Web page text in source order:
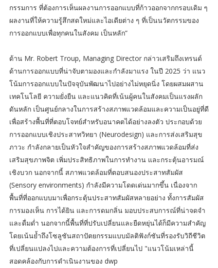
กรรมการ ที่ต้องการเห็นผลงานการออกแบบที่ก้าวออกจากกรอบเดิม ๆ
ผลงานที่ให้ความรู้สึกสดใหม่และไอเดียต่าง ๆ ที่เป็นนวัตกรรมของ
การออกแบบเพื่อทุกคนในสังคม เป็นหลัก”
ด้าน Mr. Robert Troup, Managing Director กล่าวเสริมถึงเทรนด์
ด้านการออกแบบที่น่าจับตามองและกำลังมาแรง ในปี 2025 ว่า แนว
โน้มการออกแบบในปัจจุบันพัฒนาไปอย่างไม่หยุดนิ่ง โดยผสมผสาน
เทคโนโลยี ความยั่งยืน และแนวคิดที่เน้นผู้คนในสังคมเป็นแรงผลัก
ดันหลัก เป็นศูนย์กลางในการสร้างสภาพแวดล้อมและความเป็นอยู่ที่ดี
เพื่อสร้างพื้นที่ที่ตอบโจทย์สำหรับอนาคตได้อย่างลงตัว ประกอบด้วย
การออกแบบเชิงประสาทวิทยา (Neurodesign) และการส่งเสริมสุข
ภาวะ กำลังกลายเป็นหัวใจสำคัญของการสร้างสภาพแวดล้อมที่ส่ง
เสริมสุขภาพจิต เพิ่มประสิทธิภาพในการทำงาน และกระตุ้นอารมณ์
เชิงบวก นอกจากนี้ สภาพแวดล้อมที่ตอบสนองประสาทสัมผัส
(Sensory environments) กำลังมีความโดดเด่นมากขึ้น เนื่องจาก
พื้นที่ที่ออกแบบมาเพื่อกระตุ้นประสาทสัมผัสหลายอย่าง ทั้งการสัมผัส
การมองเห็น การได้ยิน และการดมกลิ่น มอบประสบการณ์ที่น่าจดจำ
และดื่มด่ำ นอกจากนี้พื้นที่ที่ปรับเปลี่ยนและยืดหยุ่นได้ก็มีความสำคัญ
โดยเน้นย้ำถึงโซลูชันสถาปัตยกรรมแบบมัลติฟังก์ชันที่รองรับวิถีชีวิต
ที่เปลี่ยนแปลงไปและความต้องการที่เปลี่ยนไป "แนวโน้มเหล่านี้
สอดคล้องกับการดำเนินงานของ dwp